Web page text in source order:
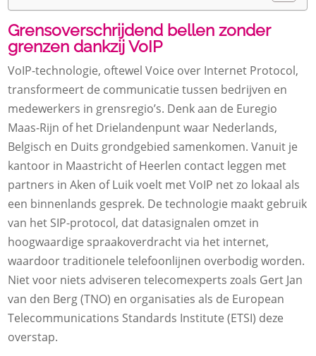
Grensoverschrijdend bellen zonder
grenzen dankzij VoIP
VoIP-technologie, oftewel Voice over Internet Protocol,
transformeert de communicatie tussen bedrijven en
medewerkers in grensregio’s. Denk aan de Euregio
Maas-Rijn of het Drielandenpunt waar Nederlands,
Belgisch en Duits grondgebied samenkomen. Vanuit je
kantoor in Maastricht of Heerlen contact leggen met
partners in Aken of Luik voelt met VoIP net zo lokaal als
een binnenlands gesprek. De technologie maakt gebruik
van het SIP-protocol, dat datasignalen omzet in
hoogwaardige spraakoverdracht via het internet,
waardoor traditionele telefoonlijnen overbodig worden.
Niet voor niets adviseren telecomexperts zoals Gert Jan
van den Berg (TNO) en organisaties als de European
Telecommunications Standards Institute (ETSI) deze
overstap.